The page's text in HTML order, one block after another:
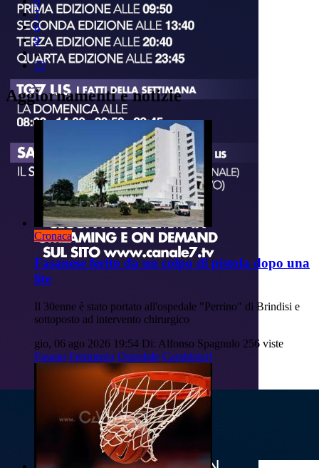
7
8
9
..
22
Aggiornamenti e notizie
Cronaca
Fasanese ferito da un colpo di pistola dopo una
lite
Il 30enne è stato portato all'ospedale "Perrino" di Brindisi e
sottoposto ad intervento chirurgico
gio, 06 ago 2026 19:54 Di: Alfonso Spagnulo 256 viste
Fasano Ferimento Ospedale Carabinieri